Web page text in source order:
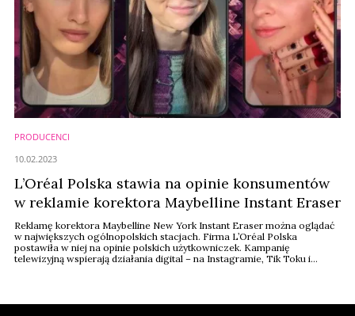
PRODUCENCI
L’Oréal Polska stawia na opinie konsumentów
w reklamie korektora Maybelline Instant Eraser
Reklamę korektora Maybelline New York Instant Eraser można oglądać
w największych ogólnopolskich stacjach. Firma L’Oréal Polska
postawiła w niej na opinie polskich użytkowniczek. Kampanię
telewizyjną wspierają działania digital – na Instagramie, Tik Toku i
10.02.2023